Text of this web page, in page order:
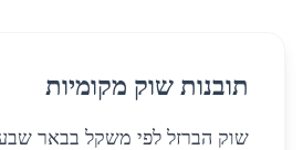
תובנות שוק מקומיות
שוק הברזל לפי משקל בבאר שבע